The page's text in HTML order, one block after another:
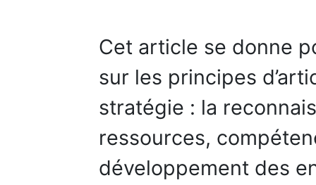
Cet article se donne
sur les principes
stratégie : la
ressources,
développement des